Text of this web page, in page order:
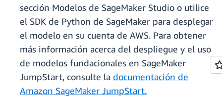
sección Modelos de SageMaker Studio o utilice
el SDK de Python de SageMaker para desplegar
el modelo en su cuenta de AWS. Para obtener
más información acerca del despliegue y el uso
de modelos fundacionales en SageMaker
JumpStart, consulte la documentación de
Amazon SageMaker JumpStart.